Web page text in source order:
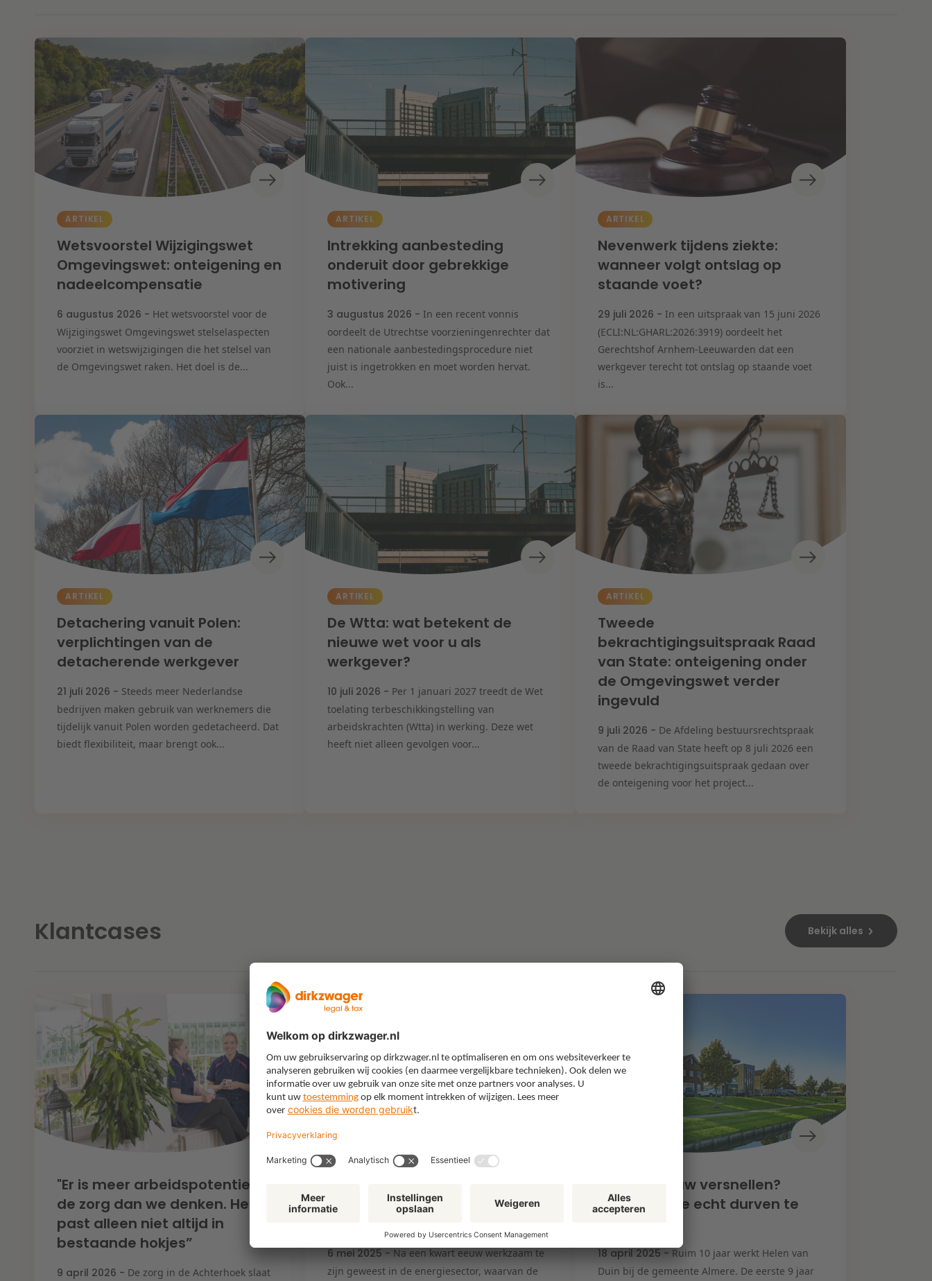
ARTIKEL
Wetsvoorstel Wijzigingswet
Omgevingswet: onteigening en
nadeelcompensatie
6 augustus 2026 - Het wetsvoorstel voor de
Wijzigingswet Omgevingswet stelselaspecten
voorziet in wetswijzigingen die het stelsel van
de Omgevingswet raken. Het doel is de...
ARTIKEL
Intrekking aanbesteding
onderuit door gebrekkige
motivering
3 augustus 2026 - In een recent vonnis
oordeelt de Utrechtse voorzieningenrechter dat
een nationale aanbestedingsprocedure niet
juist is ingetrokken en moet worden hervat.
Ook...
ARTIKEL
Nevenwerk tijdens ziekte:
wanneer volgt ontslag op
staande voet?
29 juli 2026 - In een uitspraak van 15 juni 2026
(ECLI:NL:GHARL:2026:3919) oordeelt het
Gerechtshof Arnhem-Leeuwarden dat een
werkgever terecht tot ontslag op staande voet
is...
ARTIKEL
Detachering vanuit Polen:
verplichtingen van de
detacherende werkgever
21 juli 2026 - Steeds meer Nederlandse
bedrijven maken gebruik van werknemers die
tijdelijk vanuit Polen worden gedetacheerd. Dat
biedt flexibiliteit, maar brengt ook...
ARTIKEL
De Wtta: wat betekent de
nieuwe wet voor u als
werkgever?
10 juli 2026 - Per 1 januari 2027 treedt de Wet
toelating terbeschikkingstelling van
arbeidskrachten (Wtta) in werking. Deze wet
heeft niet alleen gevolgen voor...
ARTIKEL
Tweede
bekrachtigingsuitspraak Raad
van State: onteigening onder
de Omgevingswet verder
ingevuld
9 juli 2026 - De Afdeling bestuursrechtspraak
van de Raad van State heeft op 8 juli 2026 een
tweede bekrachtigingsuitspraak gedaan over
de onteigening voor het project...
Klantcases Bekijk alles
"Er is meer arbeidspotentieel in
de zorg dan we denken. Het
past alleen niet altijd in
bestaande hokjes”
9 april 2026 - De zorg in de Achterhoek slaat
lessen uit een juridische
6 mei 2025 - Na een kwart eeuw werkzaam te
zijn geweest in de energiesector, waarvan de
"Woningbouw versnellen?
Alleen als we echt durven te
18 april 2025 - Ruim 10 jaar werkt Helen van
Duin bij de gemeente Almere. De eerste 9 jaar